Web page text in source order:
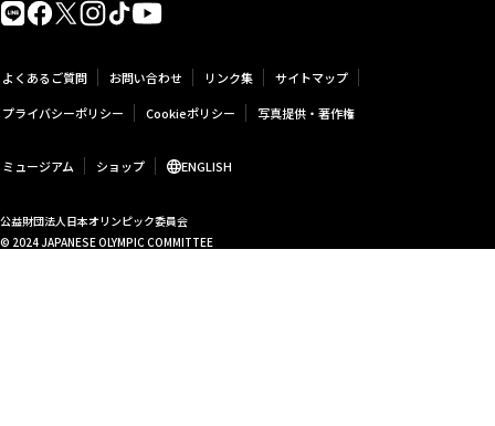
よくあるご質問 お問い合わせ リンク集
サイトマップ
プライバシーポリシー
Cookieポリシー 写真提供・著作権
ミュージアム ショップ ENGLISH
公益財団法人日本オリンピック委員会
© 2024 JAPANESE OLYMPIC COMMITTEE